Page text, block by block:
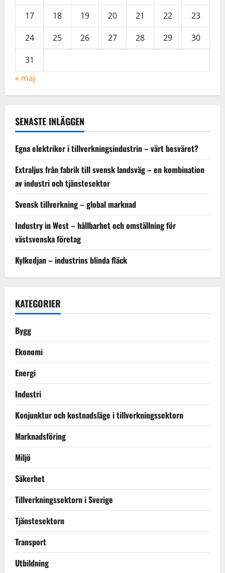
17
18 19 20 21 22
23
24
25 26 27 28 29
30
31
« maj
SENASTE INLÄGGEN
Egna elektriker i tillverkningsindustrin – värt besväret?
Extraljus från fabrik till svensk landsväg – en kombination
av industri och tjänstesektor
Svensk tillverkning – global marknad
Industry in West – hållbarhet och omställning för
västsvenska företag
Kylkedjan – industrins blinda fläck
KATEGORIER
Bygg
Ekonomi
Energi
Industri
Konjunktur och kostnadsläge i tillverkningssektorn
Marknadsföring
Miljö
Säkerhet
Tillverkningssektorn i Sverige
Tjänstesektorn
Transport
Utbildning